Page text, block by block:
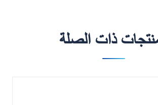
ذات الصلة